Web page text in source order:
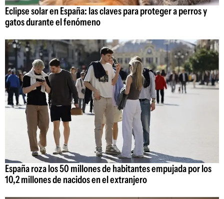
Eclipse solar en España: las claves para proteger a perros y
gatos durante el fenómeno
España roza los 50 millones de habitantes empujada por los
10,2 millones de nacidos en el extranjero